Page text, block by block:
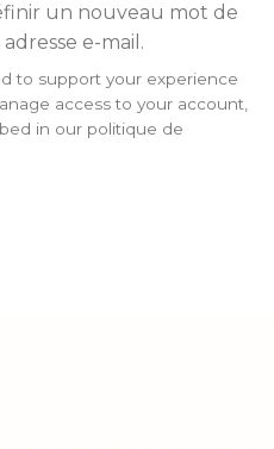
un nouveau mot de
e-mail.
to support your experience
access to your account,
in our politique de